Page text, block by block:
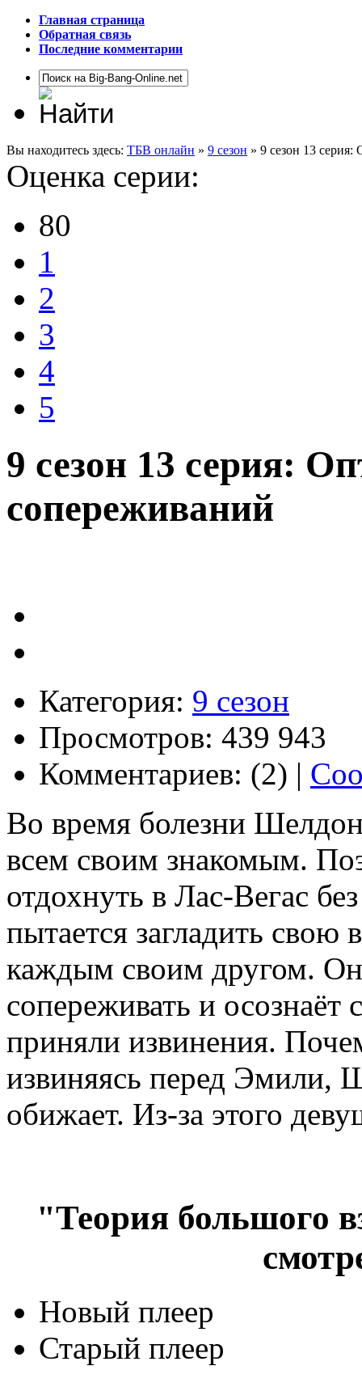
Главная страница
Обратная связь
Последние комментарии
Вы находитесь здесь: ТБВ онлайн » 9 сезон » 9 сезон 13
Оценка серии:
80
1
2
3
4
5
9 сезон 13 серия:
сопереживаний
Категория: 9 сезон
Просмотров: 439 943
Комментариев: (2) |
Во время болезни
всем своим знакомым.
отдохнуть в Лас-Вегас
пытается загладить свою
каждым своим другом. Он
сопереживать и осознаёт
приняли извинения.
извиняясь перед Эмили,
обижает. Из-за этого
"Теория большого
Новый плеер
Старый плеер